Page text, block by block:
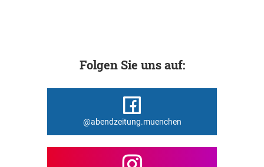
Folgen Sie uns auf:
@abendzeitung.muenchen